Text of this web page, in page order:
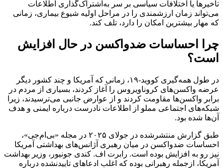
تاخیرها یا اختلافات سیاسی بر سر به‌اشتراک‌گذاری اطلاعات
می‌تواند زمان ارزشمندی را در مراحل اولیه شیوع بیماری، زمانی
که مهار بیشترین امکان را دارد، تلف کند.
چرا احساسات ضدواکسن در حال افزایش
است؟
در طول همه‌گیری کووید‑۱۹، زمانی که آمریکا و چند کشور دیگر
عرضه واکسن‌های کروناویروس را آغاز کردند، بسیاری از مردم در
برابر واکسن‌ها مقاومت کردند و از عوارض جانبی می‌ترسیدند، زیرا
شبکه‌های اجتماعی مملو از اطلاعات نادرست درباره ایمنی و هدف
آن‌ها شده بود.
طبق گزارش منتشرشده در جولای ۲۰۲۵ در مجله «بی‌ام‌جی»،
احساسات ضدواکسن در میان رهبری آژانس‌های بهداشتی آمریکا
نیز رو به افزایش بوده است. رابرت اف. کندی جونیور، وزیر بهداشت
آمریکا، ازجمله رهبرانی بوده که اغلب ادعاهای تاییدنشده درباره